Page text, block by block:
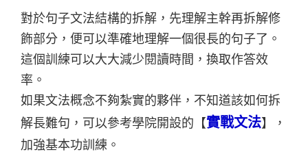
對於句子文法結構的拆解，先理解主幹再拆解修
飾部分，便可以準確地理解一個很長的句子了。
這個訓練可以大大減少閱讀時間，換取作答效
率。
如果文法概念不夠紮實的夥伴，不知道該如何拆
解長難句，可以參考學院開設的【實戰文法】，
加強基本功訓練。